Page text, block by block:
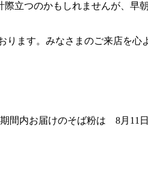
立つのかもしれませんが、早
ります。みなさまのご来店を心
間内お届けのそば粉は 8月11